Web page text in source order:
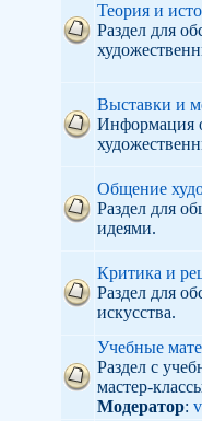
Теория и
Раздел для
Выставки и
Информация
Общение
Раздел для
идеями.
Критика и
Раздел для
искусства.
Учебные
Раздел с
мастер-
Модератор: